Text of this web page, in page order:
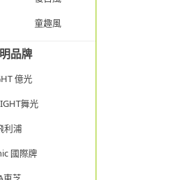
童趣風
品牌
億光
舞光
利浦
國際牌